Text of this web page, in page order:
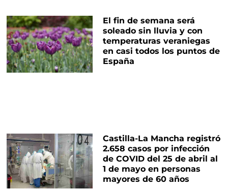
El fin de semana será
soleado sin lluvia y con
temperaturas veraniegas
en casi todos los puntos de
España
Castilla-La Mancha registró
2.658 casos por infección
de COVID del 25 de abril al
1 de mayo en personas
mayores de 60 años